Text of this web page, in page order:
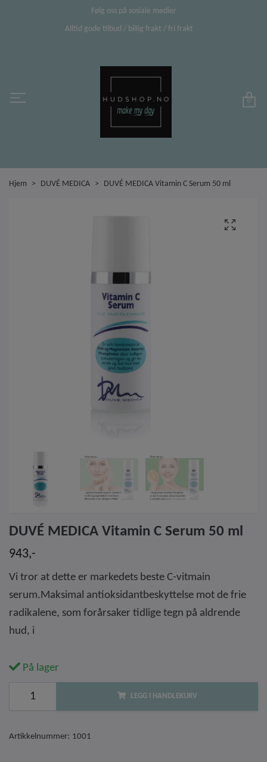
Følg oss på sosiale medier
Alltid gode tilbud / billig frakt / fri frakt
0
Hjem DUVÉ MEDICA DUVÉ MEDICA Vitamin C Serum 50 ml
DUVÉ MEDICA Vitamin C Serum 50 ml
943,-
Vi tror at dette er markedets beste C-vitmain
serum.Maksimal antioksidantbeskyttelse mot de frie
radikalene, som forårsaker tidlige tegn på aldrende
hud, i
På lager
LEGG I HANDLEKURV
Artikkelnummer: 1001